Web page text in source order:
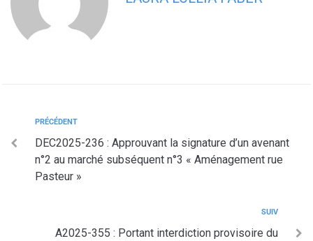
PRÉCÉDENT
DEC2025-236 : Approuvant la signature d’un avenant
n°2 au marché subséquent n°3 « Aménagement rue
Pasteur »
SUIV
A2025-355 : Portant interdiction provisoire du